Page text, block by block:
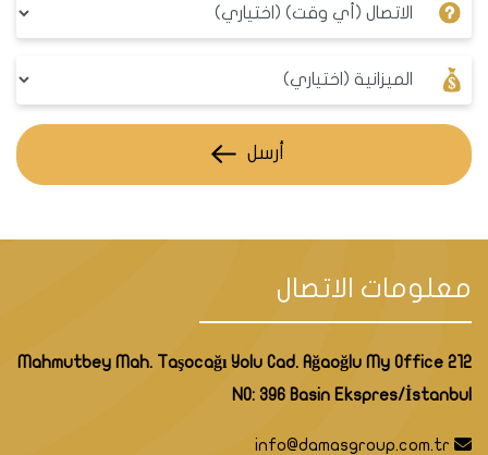
أرسل
معلومات الاتصال
Mahmutbey Mah. Taşocağı Yolu Cad. Ağaoğlu My Office 212
NO: 396 Basin Ekspres/İstanbul
info@damasgroup.com.tr